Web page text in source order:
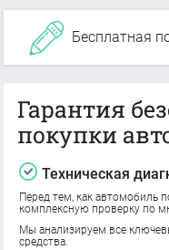
Бесплатная
Гарантия
покупки
Техническая
Перед тем, как автомобиль
комплексную проверку по
Мы анализируем все
средства.